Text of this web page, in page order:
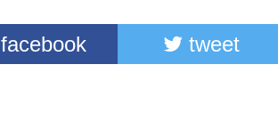
facebook tweet